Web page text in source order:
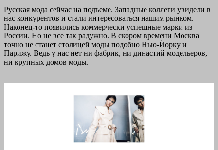
Русская мода сейчас на подъеме. Западные коллеги увидели в
нас конкурентов и стали интересоваться нашим рынком.
Наконец-то появились коммерчески успешные марки из
России. Но не все так радужно. В скором времени Москва
точно не станет столицей моды подобно Нью-Йорку и
Парижу. Ведь у нас нет ни фабрик, ни династий модельеров,
ни крупных домов моды.